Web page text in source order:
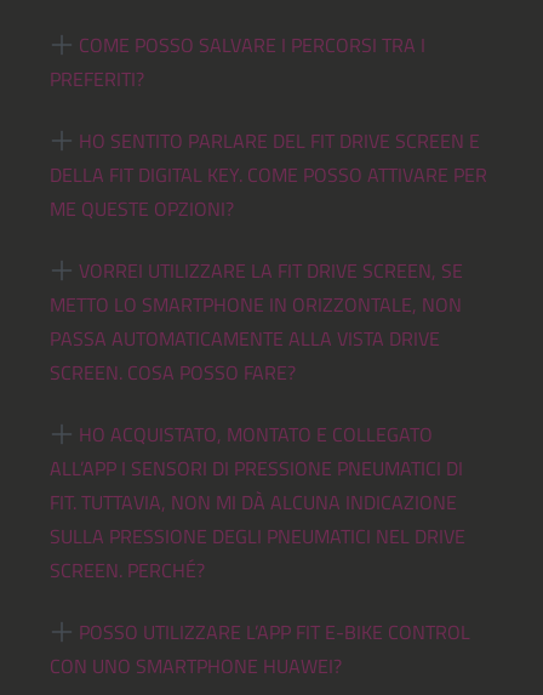
COME POSSO SALVARE I PERCORSI TRA I
PREFERITI?
HO SENTITO PARLARE DEL FIT DRIVE SCREEN E
DELLA FIT DIGITAL KEY. COME POSSO ATTIVARE PER
ME QUESTE OPZIONI?
VORREI UTILIZZARE LA FIT DRIVE SCREEN, SE
METTO LO SMARTPHONE IN ORIZZONTALE, NON
PASSA AUTOMATICAMENTE ALLA VISTA DRIVE
SCREEN. COSA POSSO FARE?
HO ACQUISTATO, MONTATO E COLLEGATO
ALL’APP I SENSORI DI PRESSIONE PNEUMATICI DI
FIT. TUTTAVIA, NON MI DÀ ALCUNA INDICAZIONE
SULLA PRESSIONE DEGLI PNEUMATICI NEL DRIVE
SCREEN. PERCHÉ?
POSSO UTILIZZARE L’APP FIT E-BIKE CONTROL
CON UNO SMARTPHONE HUAWEI?